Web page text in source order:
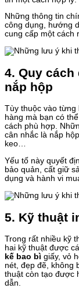
Những thông tin
công dụng, hướng
cung cấp một cách
4. Quy
nắp hộp
Tùy thuộc vào từng
hàng mà bạn có
cách phù hợp.
cân nhắc là nắp
keo…
Yếu tố này quyết
bảo quản, cất giữ
dụng và hành vi
5. Kỹ thuật
Trong rất nhiều kỹ
hai kỹ thuật được
kế bao bì giấy, vỏ
nét, đẹp đẽ, không
thuật còn tạo được
dẫn.